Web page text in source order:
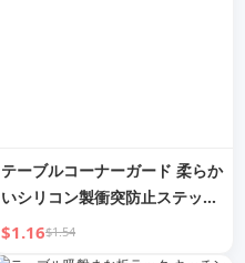
テーブルコーナーガード 柔らか
いシリコン製衝突防止ステッカ
ー かわいい衝突防止保護カバー
テーブル・レンジフードコーナ
$1.16$1.54